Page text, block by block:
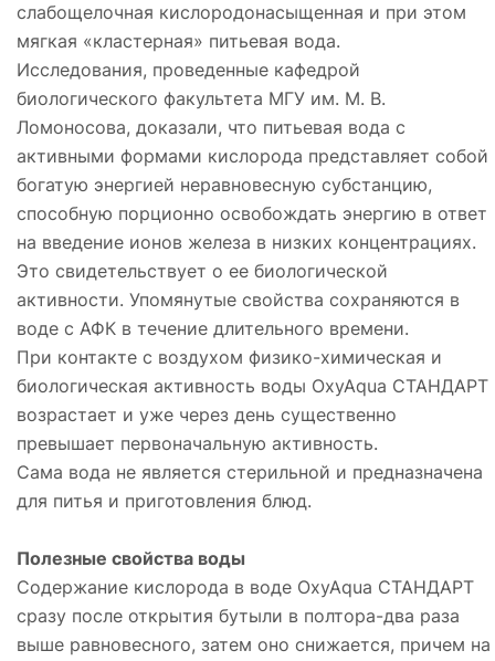
слабощелочная кислородонасыщенная и при этом
мягкая «кластерная» питьевая вода.
Исследования, проведенные кафедрой
биологического факультета МГУ им. М. В.
Ломоносова, доказали, что питьевая вода с
активными формами кислорода представляет собой
богатую энергией неравновесную субстанцию,
способную порционно освобождать энергию в ответ
на введение ионов железа в низких концентрациях.
Это свидетельствует о ее биологической
активности. Упомянутые свойства сохраняются в
воде с АФК в течение длительного времени.
При контакте с воздухом физико-химическая и
биологическая активность воды OxyAqua СТАНДАРТ
возрастает и уже через день существенно
превышает первоначальную активность.
Сама вода не является стерильной и предназначена
для питья и приготовления блюд.
Полезные свойства воды
Содержание кислорода в воде OxyAqua СТАНДАРТ
сразу после открытия бутыли в полтора-два раза
выше равновесного, затем оно снижается, причем на